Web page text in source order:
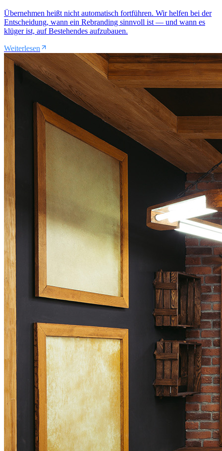
Übernehmen heißt nicht automatisch fortführen. Wir helfen bei der
Entscheidung, wann ein Rebranding sinnvoll ist — und wann es
klüger ist, auf Bestehendes aufzubauen.
Weiterlesen